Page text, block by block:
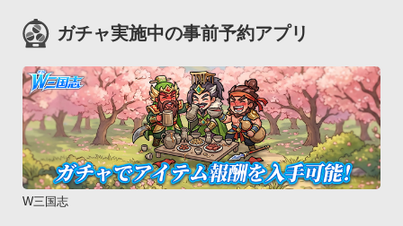
ガチャ実施中の事前予約アプリ
W三国志